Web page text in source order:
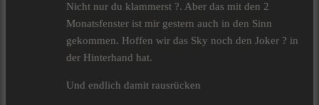
Nicht nur du klammerst ?. Aber das mit den 2
Monatsfenster ist mir gestern auch in den Sinn
gekommen. Hoffen wir das Sky noch den Joker ? in
der Hinterhand hat.
Und endlich damit rausrücken